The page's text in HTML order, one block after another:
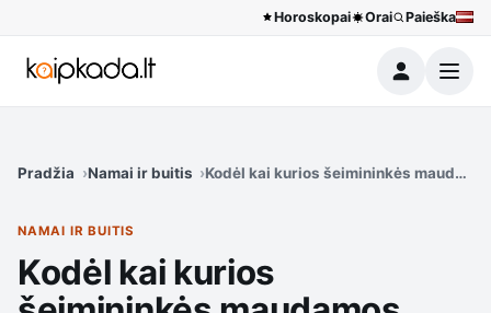
Horoskopai Orai Paieška
Meniu
Pradžia Namai ir buitis Kodėl kai kurios šeimininkės
NAMAI IR BUITIS
Kodėl kai kurios